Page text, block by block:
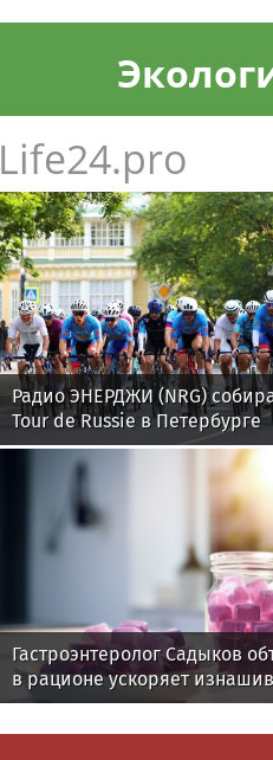
Life24.pro
Радио ЭНЕРДЖИ (NRG)
Tour de Russie в Петербурге
Гастроэнтеролог Садыков
в рационе ускоряет